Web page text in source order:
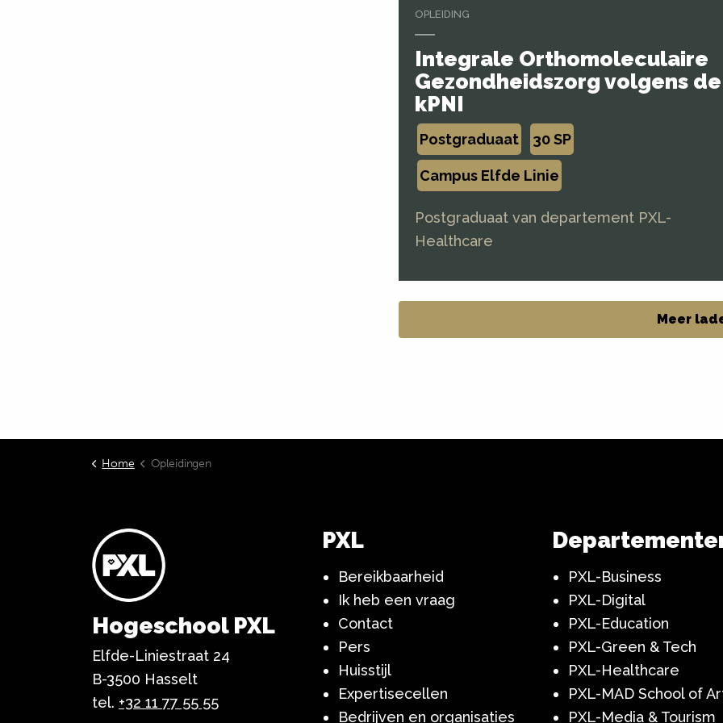
OPLEIDING
Integrale Orthomoleculaire
Gezondheidszorg volgens de
kPNI
Postgraduaat 30 SP
Campus Elfde Linie
Postgraduaat van departement PXL-
Healthcare
Meer
Home Opleidingen
Hogeschool PXL
Elfde-Liniestraat 24
B-3500 Hasselt
tel. +32 11 77 55 55
PXL
Bereikbaarheid
Ik heb een vraag
Contact
Pers
Huisstijl
Expertisecellen
Bedrijven en organisaties
PXL-Business
PXL-Digital
PXL-Education
PXL-Green & Tech
PXL-Healthcare
PXL-MAD School of
PXL-Media & Tourism